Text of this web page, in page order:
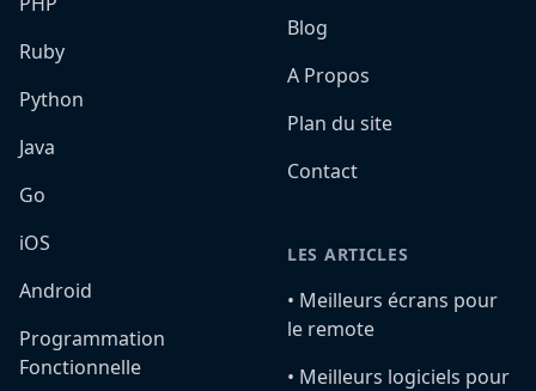
Ruby
Python
Java
Go
iOS
Android
Programmation
Fonctionnelle
Blog
A Propos
Plan du site
Contact
LES ARTICLES
•️ Meilleurs écrans pour
le remote
•️ Meilleurs logiciels pour